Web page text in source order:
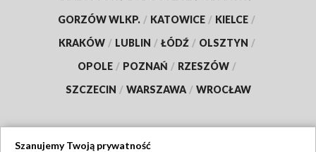
GORZÓW WLKP. / KATOWICE / KIELCE /
KRAKÓW / LUBLIN / ŁÓDŹ / OLSZTYN /
OPOLE / POZNAŃ / RZESZÓW /
SZCZECIN / WARSZAWA / WROCŁAW
Szanujemy Twoją prywatność